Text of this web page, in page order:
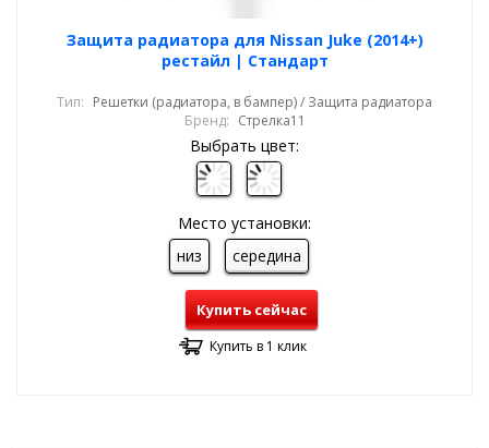
Защита радиатора для Nissan Juke (2014+)
рестайл | Стандарт
Тип: Решетки (радиатора, в бампер) / Защита радиатора
Бренд: Стрелка11
Выбрать цвет:
Место установки:
низ
середина
Купить сейчас
Купить в 1 клик